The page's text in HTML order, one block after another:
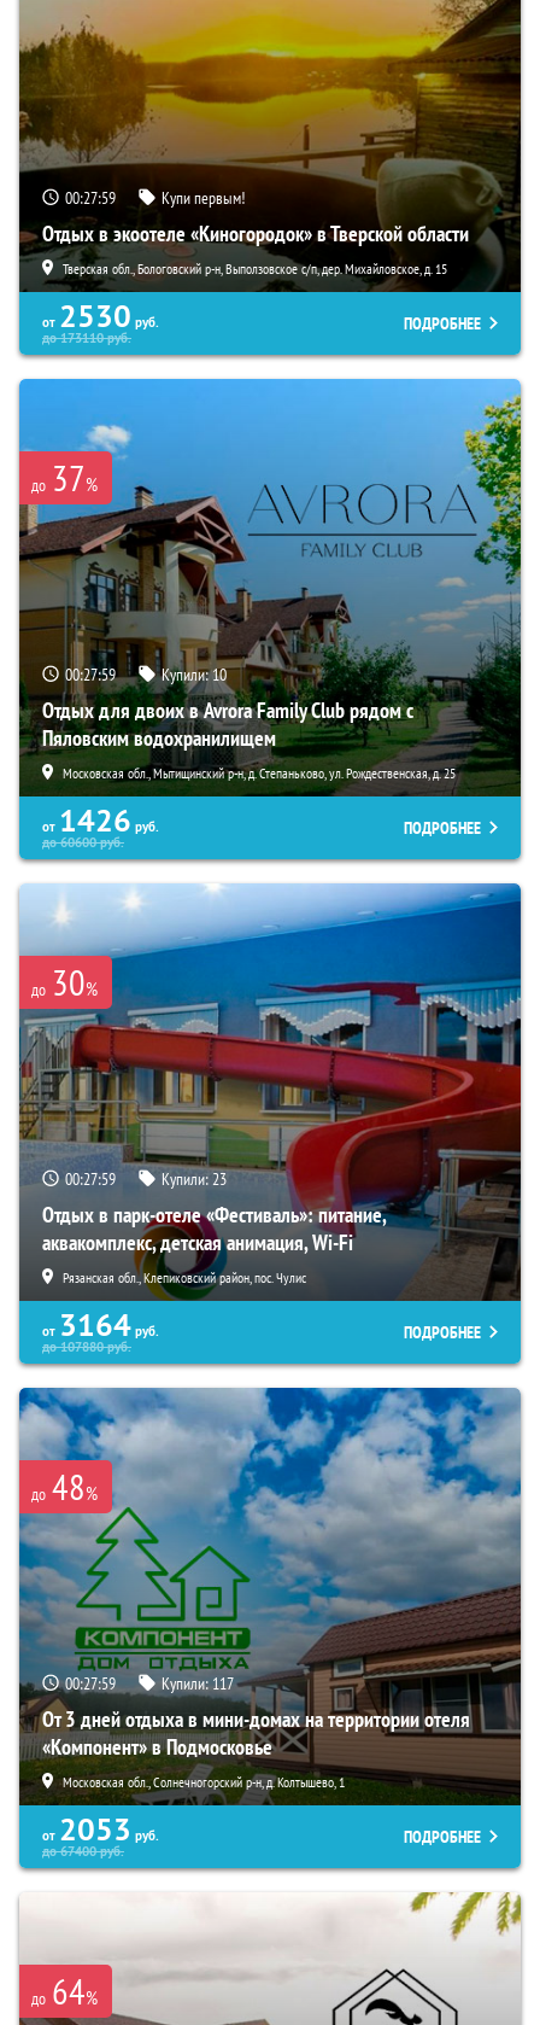
00:27:58 Купи первым!
Отдых в экоотеле «Киногородок» в Тверской области
Тверская обл., Бологовский р-н, Выползовское с/п, дер. Михайловское, д. 15
от 2530 руб.
до173110руб.
ПОДРОБНЕЕ
до 37%
00:27:58 Купили:10
Отдых для двоих в Avrora Family Club рядом с
Пяловским водохранилищем
Московская обл., Мытищинский р-н, д. Степаньково, ул. Рождественская, д. 25
от 1426 руб.
до60600руб.
ПОДРОБНЕЕ
до 30%
00:27:58 Купили:23
Отдых в парк-отеле «Фестиваль»: питание,
аквакомплекс, детская анимация, Wi-Fi
Рязанская обл., Клепиковский район, пос. Чулис
от 3164 руб.
до107880руб.
ПОДРОБНЕЕ
до 48%
00:27:58 Купили: 117
От 3 дней отдыха в мини-домах на территории отеля
«Компонент» в Подмосковье
Московская обл., Солнечногорский р-н, д. Колтышево, 1
от 2053 руб.
до67400руб.
ПОДРОБНЕЕ
до 64%